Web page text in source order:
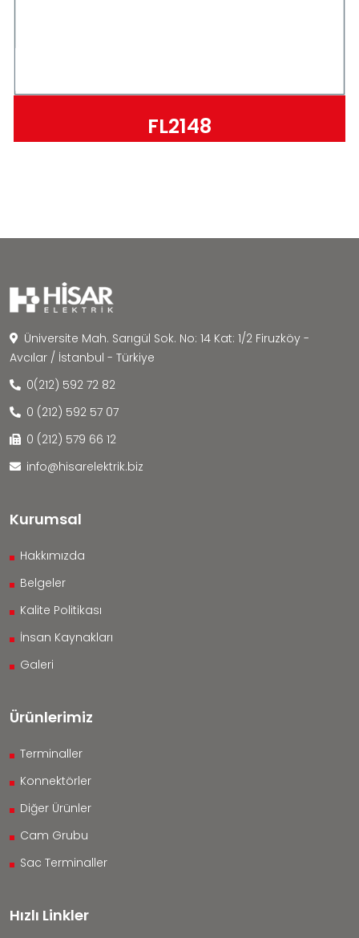
FL2148
Üniversite Mah. Sarıgül Sok. No: 14 Kat: 1/2 Firuzköy -
Avcılar / İstanbul - Türkiye
0(212) 592 72 82
0 (212) 592 57 07
0 (212) 579 66 12
info@hisarelektrik.biz
Kurumsal
Hakkımızda
Belgeler
Kalite Politikası
İnsan Kaynakları
Galeri
Ürünlerimiz
Terminaller
Konnektörler
Diğer Ürünler
Cam Grubu
Sac Terminaller
Hızlı Linkler